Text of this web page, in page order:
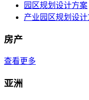
园区规划设计方案
产业园区规划设计
房产
查看更多
亚洲